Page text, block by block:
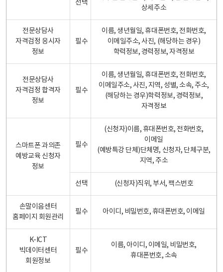
선택
상세주소
전문상담사
자격검정 응시자
정보
필수
이름, 생년월일, 휴대폰번호, 전화번호,
이메일주소, 사진, (해당하는 경우)
학력정보, 경력정보, 자격정보
전문상담사
자격검정 합격자
정보
필수
이름, 생년월일, 휴대폰번호, 전화번호,
이메일주소, 사진, 지역, 성별, 소속, 주소,
(해당하는 경우)학력정보, 경력정보,
자격정보
스마트폰 과의존
예방교육 신청자
정보
필수
(신청자)이름, 휴대폰번호, 전화번호,
이메일
(예방특강 단체)단체명, 신청자, 단체구분,
지역, 주소
선택 (신청자)직위, 부서, 팩스번호
손말이음센터
홈페이지 회원관리
필수 아이디, 비밀번호, 휴대폰번호, 이메일
K-ICT
빅데이터센터
회원정보
필수
이름, 아이디, 이메일, 비밀번호,
휴대폰번호, 소속